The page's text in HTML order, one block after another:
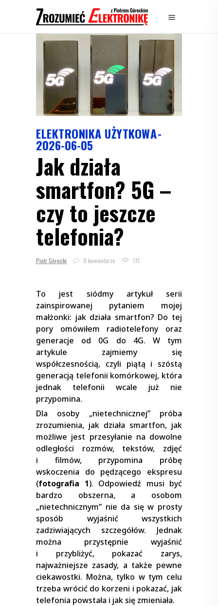
ELEKTRONIKA UŻYTKOWA
2026-06-05
Jak działa
smartfon? 5G –
czy to jeszcze
telefonia?
Piotr Górecki 0 komentarze 171
To jest siódmy artykuł serii
zainspirowanej pytaniem mojej
małżonki: jak działa smartfon? Do tej
pory omówiłem radiotelefony oraz
generacje od 0G do 4G. W tym
artykule zajmiemy się
współczesnością, czyli piątą i szóstą
generacją telefonii komórkowej, która
jednak telefonii wcale już nie
przypomina.
Dla osoby „nietechnicznej” próba
zrozumienia, jak działa smartfon, jak
możliwe jest przesyłanie na dowolne
odległości rozmów, tekstów, zdjęć
i filmów, przypomina próbę
wskoczenia do pędzącego ekspresu
(fotografia 1). Odpowiedź musi być
bardzo obszerna, a osobom
„nietechnicznym” nie da się w prosty
sposób wyjaśnić wszystkich
zadziwiających szczegółów. Jednak
można przystępnie wyjaśnić
i przybliżyć, pokazać zarys,
najważniejsze zasady, a także pewne
ciekawostki. Można, tylko w tym celu
trzeba wrócić do korzeni i pokazać, jak
telefonia powstała i jak się zmieniała.